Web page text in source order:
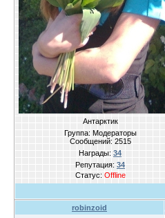
Антарктик
Группа: Модераторы
Сообщений: 2515
Награды: 34
Репутация: 34
Статус: Offline
robinzoid